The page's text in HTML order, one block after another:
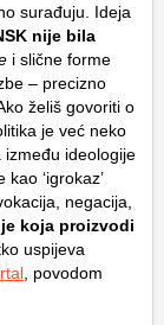
surađuju. Ideja
nije bila
i slične forme
– precizno
želiš govoriti o
je već neko
ideologije
‘igrokaz’
negacija,
koja proizvodi
uspijeva
, povodom